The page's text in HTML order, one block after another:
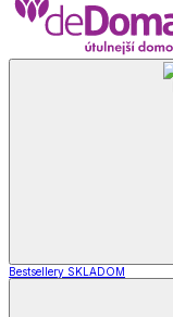
Bestsellery SKLADOM